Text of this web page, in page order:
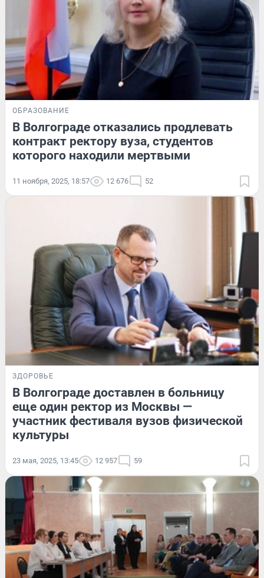
ОБРАЗОВАНИЕ
В Волгограде отказались продлевать
контракт ректору вуза, студентов
которого находили мертвыми
11 ноября, 2025, 18:57 12 676 52
ЗДОРОВЬЕ
В Волгограде доставлен в больницу
еще один ректор из Москвы —
участник фестиваля вузов физической
культуры
23 мая, 2025, 13:45 12 957 59